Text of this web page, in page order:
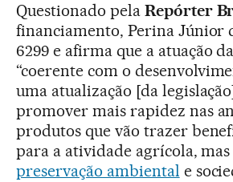
Questionado pela Repórter
financiamento, Perina Júnior
6299 e afirma que a atuação
“coerente com o
uma atualização [da
promover mais rapidez nas
produtos que vão trazer
para a atividade agrícola,
preservação ambiental e